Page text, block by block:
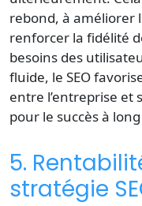
rebond, à améliorer
renforcer la fidélité
besoins des
fluide, le SEO
entre l’entreprise et
pour le succès à
5.
stratégie